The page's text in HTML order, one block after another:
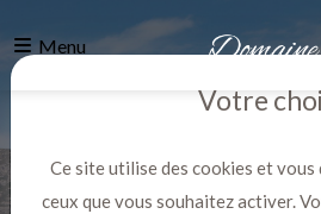
Menu
Votre
Ce site utilise des cookies et
ceux que vous souhaitez activer.